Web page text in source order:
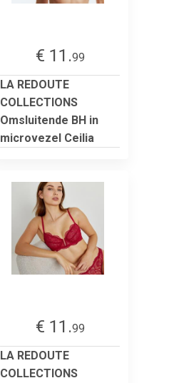
€ 11.99
LA REDOUTE
COLLECTIONS
Omsluitende BH in
microvezel Ceilia
€ 11.99
LA REDOUTE
COLLECTIONS